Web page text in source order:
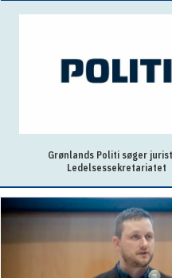
Mekaniker